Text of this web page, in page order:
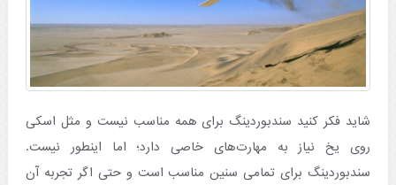
شاید فکر کنید سندبوردینگ برای همه مناسب نیست و مثل اسکی
روی یخ نیاز به مهارت‌های خاصی دارد؛ اما اینطور نیست.
سندبوردینگ برای تمامی سنین مناسب است و حتی اگر تجربه آن